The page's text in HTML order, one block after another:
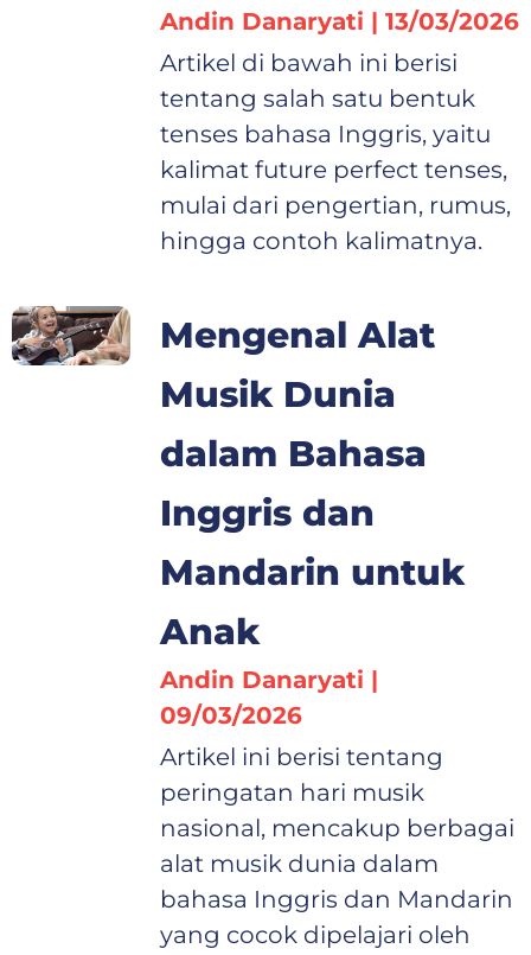
Andin Danaryati
13/03/2026
Artikel di bawah ini berisi
tentang salah satu bentuk
tenses bahasa Inggris, yaitu
kalimat future perfect tenses,
mulai dari pengertian, rumus,
hingga contoh kalimatnya.
Mengenal Alat
Musik Dunia
dalam Bahasa
Inggris dan
Mandarin untuk
Anak
Andin Danaryati
09/03/2026
Artikel ini berisi tentang
peringatan hari musik
nasional, mencakup berbagai
alat musik dunia dalam
bahasa Inggris dan Mandarin
yang cocok dipelajari oleh